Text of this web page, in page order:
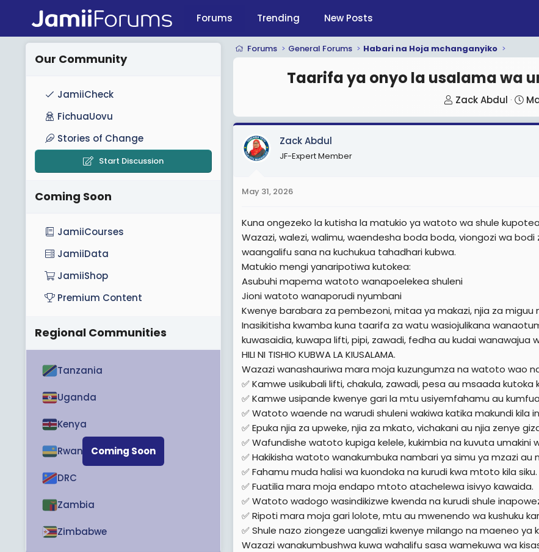
Forums Trending New Posts
Forums General Forums Habari na Hoja mchanganyiko
Taarifa ya onyo la usalama wa
T
h
r
t
Zack Abdul
S
t
a
Zack Abdul
JF-Expert Member
May 31, 2026
Kuna ongezeko la kutisha la matukio ya watoto wa shule
Wazazi, walezi, walimu, waendesha boda boda, viongozi wa
waangalifu sana na kuchukua tahadhari kubwa.
Matukio mengi yanaripotiwa kutokea:
Asubuhi mapema watoto wanapoelekea shuleni
Jioni watoto wanaporudi nyumbani
Kwenye barabara za pembezoni, mitaa ya makazi, njia za
Inasikitisha kwamba kuna taarifa za watu wasiojulikana
kuwasaidia, kuwapa lifti, pipi, zawadi, fedha au kudai wanawajua
HILI NI TISHIO KUBWA LA KIUSALAMA.
Wazazi wanashauriwa mara moja kuzungumza na watoto wao
✅ Kamwe usikubali lifti, chakula, zawadi, pesa au msaada kutoka
✅ Kamwe usipande kwenye gari la mtu usiyemfahamu au
✅ Watoto waende na warudi shuleni wakiwa katika makundi kila
✅ Epuka njia za upweke, njia za mkato, vichakani au njia zenye
✅ Wafundishe watoto kupiga kelele, kukimbia na kuvuta umakini
✅ Hakikisha watoto wanakumbuka nambari ya simu ya mzazi au
✅ Fahamu muda halisi wa kuondoka na kurudi kwa mtoto kila siku.
✅ Fuatilia mara moja endapo mtoto atachelewa isivyo kawaida.
✅ Watoto wadogo wasindikizwe kwenda na kurudi shule
✅ Ripoti mara moja gari lolote, mtu au mwenendo wa kushuku
✅ Shule nazo ziongeze uangalizi kwenye milango na maeneo ya
Wazazi wanakumbushwa kuwa wahalifu sasa wamekuwa wa
Our Community
JamiiCheck
FichuaUovu
Stories of Change
Start Discussion
Coming Soon
JamiiCourses
JamiiData
JamiiShop
Premium Content
Regional Communities
Coming Soon
Tanzania
Uganda
Kenya
Rwanda
DRC
Zambia
Zimbabwe